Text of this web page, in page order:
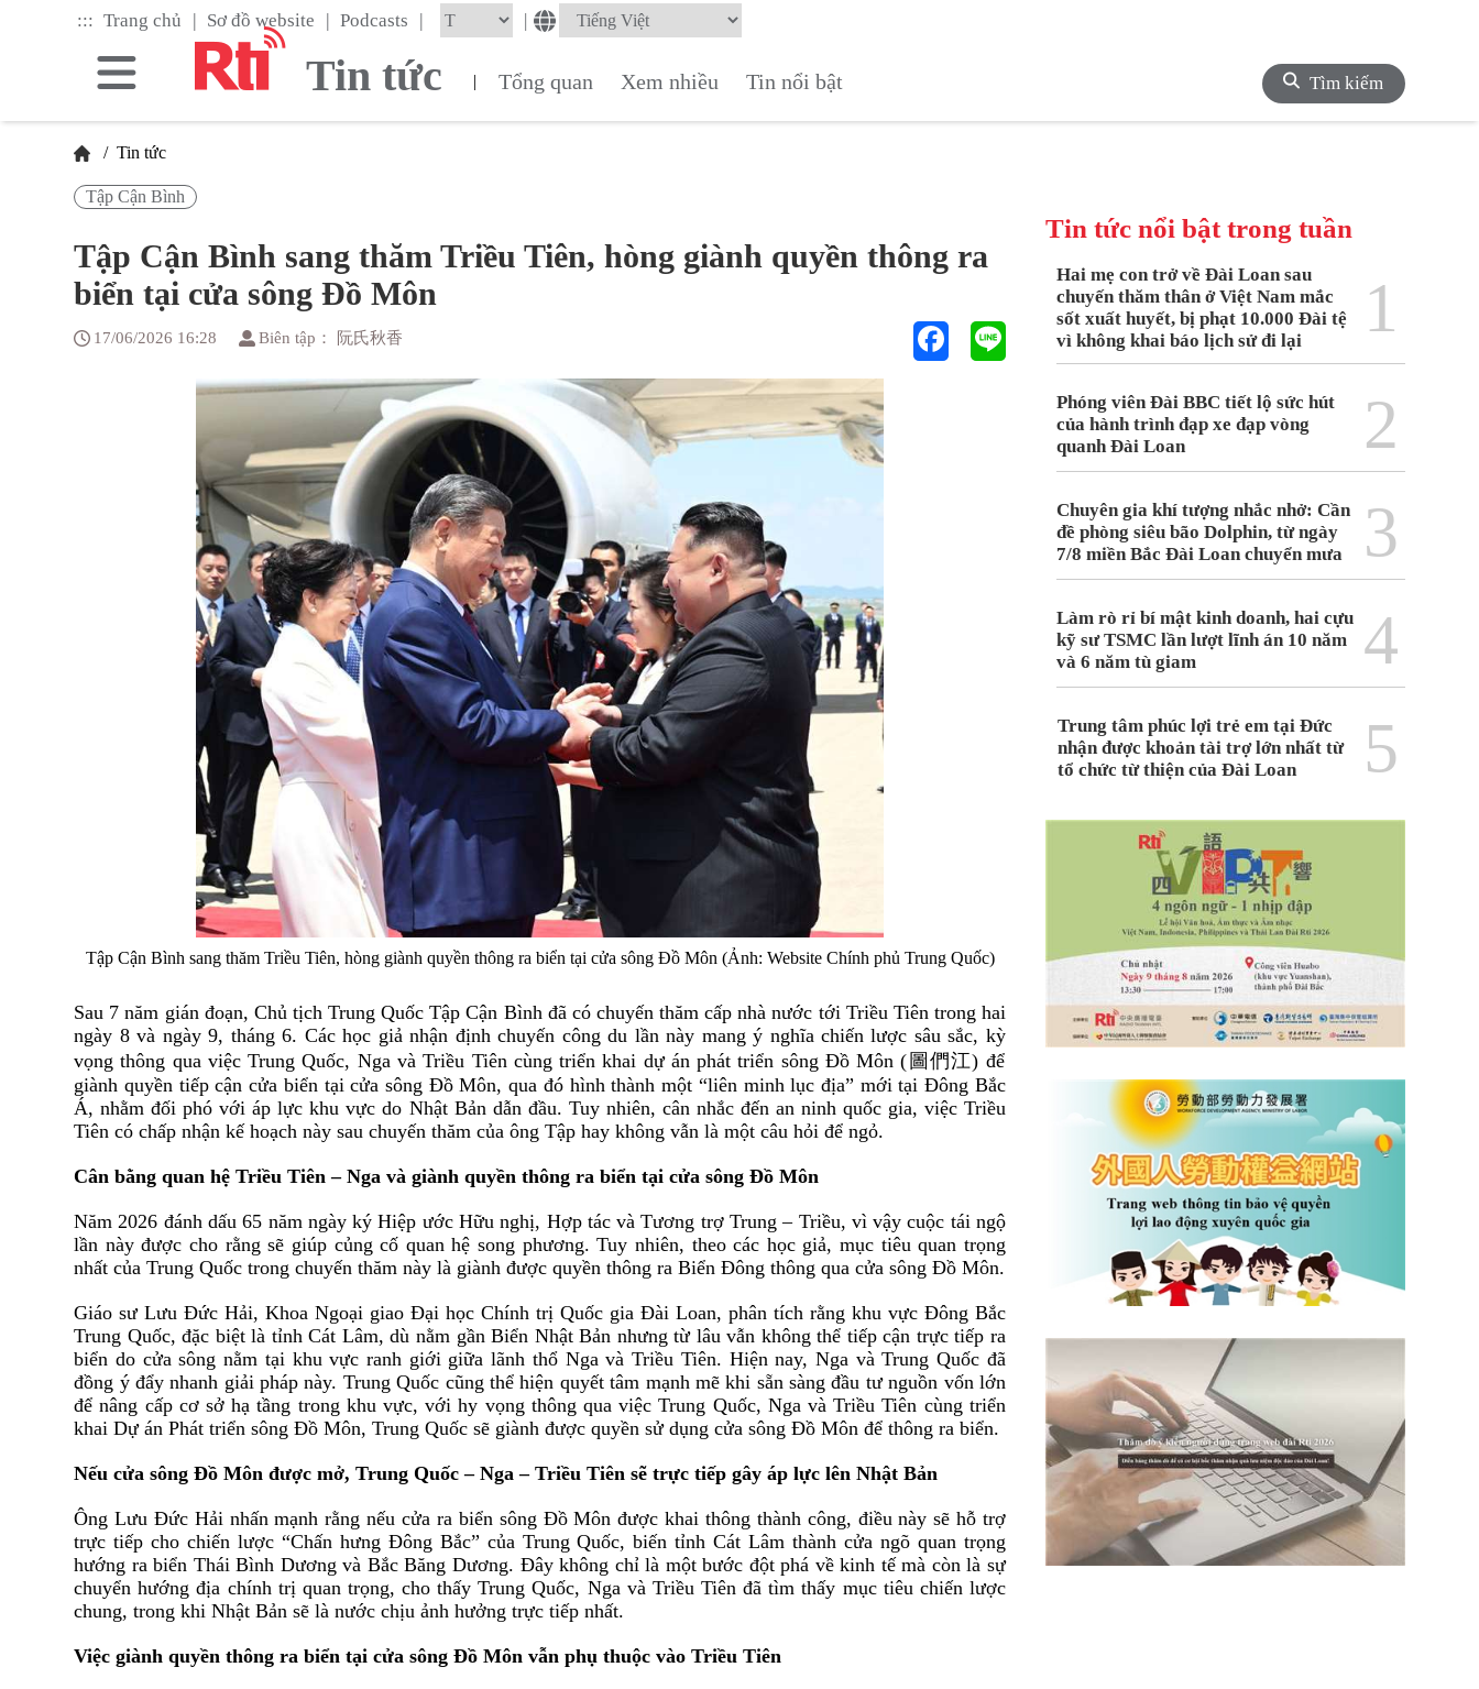
::: Trang chủ | Sơ đồ website | Podcasts | |
Tin tức | Tổng quan Xem nhiều Tin nổi bật Tìm kiếm
/ Tin tức
Tập Cận Bình
Tập Cận Bình sang thăm Triều Tiên, hòng giành quyền thông ra
biển tại cửa sông Đồ Môn
17/06/2026 16:28 Biên tập： 阮氏秋香
Tập Cận Bình sang thăm Triều Tiên, hòng giành quyền thông ra biển tại cửa sông Đồ Môn (Ảnh: Website Chính phủ Trung Quốc)
Sau 7 năm gián đoạn, Chủ tịch Trung Quốc Tập Cận Bình đãcó chuyến thăm cấp nhà nước tới Triều Tiên trong hai
ngày 8và ngày 9, tháng 6. Các học giả nhận định chuyến công du lần này mang ý nghĩa chiến lược sâu sắc, kỳ
vọng thông qua việc Trung Quốc, Nga và Triều Tiên cùng triển khai dự án phát triển sông Đồ Môn ( 圖們江) để
giành quyền tiếp cận cửa biển tại cửa sông Đồ Môn, qua đóhình thành một “liên minh lụcđịa” mới tạiĐông Bắc
Á, nhằmđối phó với áp lực khu vực do Nhật Bản dẫn đầu. Tuy nhiên, cân nhắc đến an ninh quốc gia, việc Triều
Tiên có chấp nhận kế hoạch này sau chuyến thăm của ông Tập haykhôngvẫn là một câu hỏiđể ngỏ.
Cân bằng quan hệ Triều Tiên – Nga và giành quyền thông ra biển tại cửa sôngĐồ Môn
Năm 2026 đánh dấu 65 năm ngày ký Hiệp ước Hữu nghị, Hợp tác và Tương trợ Trung – Triều, vì vậy cuộc tái ngộ
lần nàyđược cho rằng sẽ giúp củng cố quan hệ song phương. Tuy nhiên, theo các học giả, mục tiêu quan trọng
nhất của Trung Quốc trong chuyến thăm này là giànhđược quyền thông ra BiểnĐông thông qua cửa sôngĐồ Môn.
Giáo sư LưuĐức Hải, Khoa Ngoại giaoĐại học Chính trị Quốc giaĐài Loan, phân tích rằng khu vực Đông Bắc
Trung Quốc,đặc biệt là tỉnh Cát Lâm, dù nằm gần Biển Nhật Bản nhưng từ lâu vẫn không thể tiếp cận trực tiếp ra
biển do cửa sông nằm tại khu vực ranh giới giữa lãnh thổ Nga và Triều Tiên. Hiện nay, Nga và Trung Quốc đã
đồng ý đẩy nhanh giải pháp này. Trung Quốc cũng thể hiện quyết tâm mạnh mẽ khi sẵn sàngđầu tư nguồn vốn lớn
để nâng cấp cơ sở hạ tầng trong khu vực, với hy vọng thông qua việc Trung Quốc, Nga và Triều Tiên cùng triển
khai Dự án Phát triển sôngĐồ Môn, Trung Quốc sẽ giànhđược quyền sử dụng cửa sôngĐồ Mônđể thông ra biển.
Nếu cửa sôngĐồ Mônđược mở, Trung Quốc – Nga – Triều Tiên sẽ trực tiếp gây áp lực lên Nhật Bản
Ông Lưu Đức Hải nhấn mạnh rằng nếu cửa ra biển sông Đồ Mônđược khai thông thành công, điều này sẽ hỗ trợ
trực tiếp cho chiến lược “Chấn hưng Đông Bắc” của Trung Quốc, biến tỉnh Cát Lâm thành cửa ngõ quan trọng
hướng ra biển Thái Bình Dương và Bắc Băng Dương. Đây không chỉ là một bước đột phá về kinh tế mà còn là sự
chuyển hướngđịa chính trị quan trọng, cho thấy Trung Quốc, Nga và Triều Tiênđã tìm thấy mục tiêu chiến lược
chung, trong khi Nhật Bản sẽ là nước chịu ảnh hưởng trực tiếp nhất.
Việc giành quyền thông ra biển tại cửa sôngĐồ Môn vẫn phụ thuộc vào Triều Tiên
Tin tức nổi bật trong tuần
Hai mẹ con trở về Đài Loan sau
chuyến thăm thân ở Việt Nam mắc
sốt xuất huyết, bị phạt 10.000 Đài tệ
vì không khai báo lịch sử đi lại
1
Phóng viên Đài BBC tiết lộ sức hút
của hành trình đạp xe đạp vòng
quanh Đài Loan
2
Chuyên gia khí tượng nhắc nhở: Cần
đề phòng siêu bão Dolphin, từ ngày
7/8 miền Bắc Đài Loan chuyển mưa
3
Làm rò rỉ bí mật kinh doanh, hai cựu
kỹ sư TSMC lần lượt lĩnh án 10 năm
và 6 năm tù giam
4
Trung tâm phúc lợi trẻ em tại Đức
nhận được khoản tài trợ lớn nhất từ
tổ chức từ thiện của Đài Loan
5